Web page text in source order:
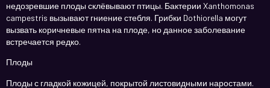
недозревшие плоды склёвывают птицы. Бактерии Xanthomonas
campestris вызывают гниение стебля. Грибки Dothiorella могут
вызвать коричневые пятна на плоде, но данное заболевание
встречается редко.
Плоды
Плоды с гладкой кожицей, покрытой листовидными наростами.